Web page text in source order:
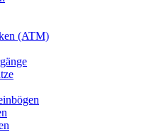
(ATM)